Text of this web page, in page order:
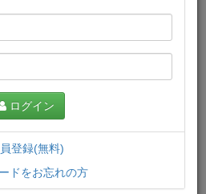
ログイン
登録(無料)
ドをお忘れの方